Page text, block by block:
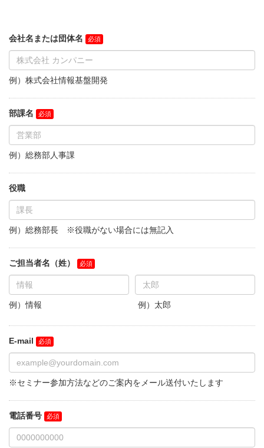
会社名または団体名
例）株式会社情報基盤開発
部課名
例）総務部人事課
役職
例）総務部長 ※役職がない場合には無記入
ご担当者名（姓）
例）情報 例）太郎
E-mail
※セミナー参加方法などのご案内をメール送付いたします
電話番号